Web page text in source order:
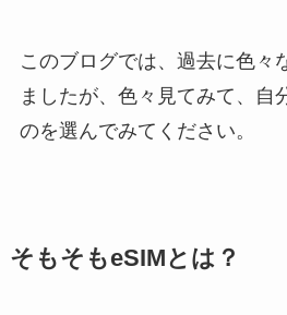
このブログでは、過去に色々
ましたが、色々見てみて、自
のを選んでみてください。
そもそもeSIMとは？